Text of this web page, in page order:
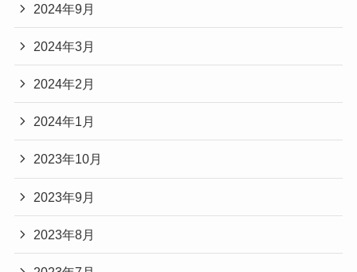
2024年9月
2024年3月
2024年2月
2024年1月
2023年10月
2023年9月
2023年8月